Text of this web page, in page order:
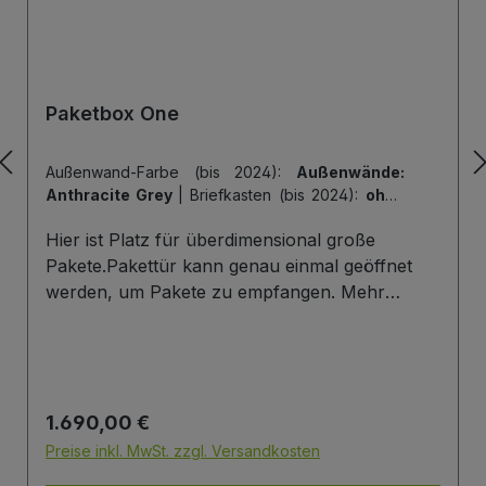
Paketbox One
Außenwand-Farbe (bis 2024): Außenwände:
Anthracite Grey
Briefkasten (bis 2024): ohne
Hintertür | Tiefe der Paketbox (bis 2024):
cm Außenmaß (Standard) | Tür-Farbe (bis
2024):Tür: Anthracite Grey
Hier ist Platz für überdimensional große
Pakete.Pakettür kann genau einmal geöffnet
werden, um Pakete zu empfangen. Mehr
Die Tür wird immer mit einem Halbzylinder
ausgestattet. Das heißt, Sie können den selben
Regulärer Preis:
1.690,00 €
Preise inkl. MwSt. zzgl. Versandkosten